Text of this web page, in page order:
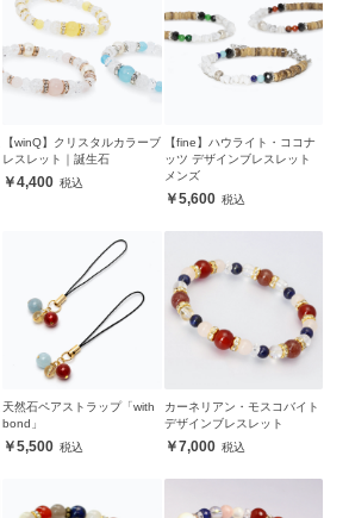
【winQ】クリスタルカラーブ
レスレット｜誕生石
4,400
【fine】ハウライト・ココナ
ッツ デザインブレスレット
メンズ
5,600
天然石ペアストラップ「with
bond」
5,500
カーネリアン・モスコバイト
デザインブレスレット
7,000